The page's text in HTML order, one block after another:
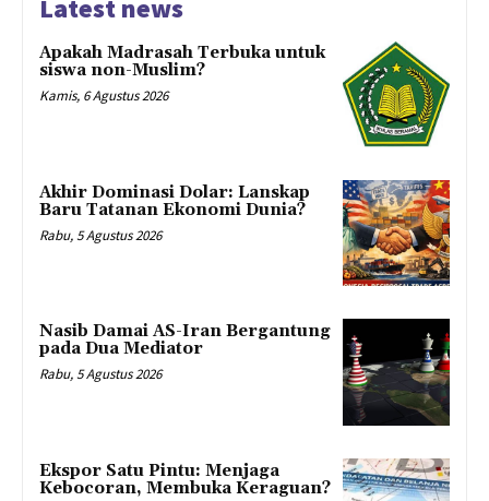
Latest news
Apakah Madrasah Terbuka untuk
siswa non-Muslim?
Kamis, 6 Agustus 2026
Akhir Dominasi Dolar: Lanskap
Baru Tatanan Ekonomi Dunia?
Rabu, 5 Agustus 2026
Nasib Damai AS-Iran Bergantung
pada Dua Mediator
Rabu, 5 Agustus 2026
Ekspor Satu Pintu: Menjaga
Kebocoran, Membuka Keraguan?